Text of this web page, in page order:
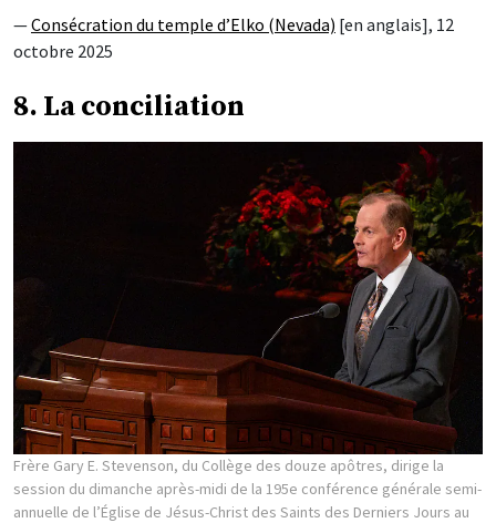
—Consécration du temple d’Elko (Nevada) [en anglais], 12
octobre 2025
8. La conciliation
Frère Gary E. Stevenson, du Collège des douze apôtres, dirige la
session du dimanche après-midi de la 195e conférence générale semi-
annuelle de l’Église de Jésus-Christ des Saints des Derniers Jours au